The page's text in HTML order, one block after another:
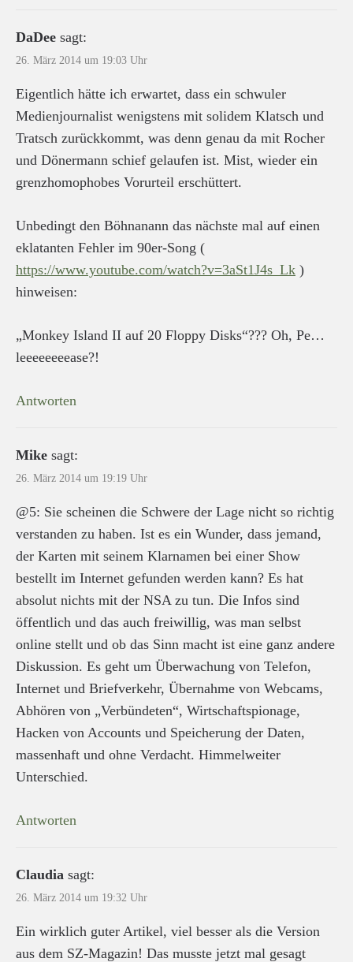
DaDee sagt:
26. März 2014 um 19:03 Uhr
Eigentlich hätte ich erwartet, dass ein schwuler
Medienjournalist wenigstens mit solidem Klatsch und
Tratsch zurückkommt, was denn genau da mit Rocher
und Dönermann schief gelaufen ist. Mist, wieder ein
grenzhomophobes Vorurteil erschüttert.
Unbedingt den Böhnanann das nächste mal auf einen
eklatanten Fehler im 90er-Song (
https://www.youtube.com/watch?v=3aSt1J4s_Lk )
hinweisen:
„Monkey Island II auf 20 Floppy Disks“??? Oh, Pe…
leeeeeeeease?!
Antworten
Mike sagt:
26. März 2014 um 19:19 Uhr
@5: Sie scheinen die Schwere der Lage nicht so richtig
verstanden zu haben. Ist es ein Wunder, dass jemand,
der Karten mit seinem Klarnamen bei einer Show
bestellt im Internet gefunden werden kann? Es hat
absolut nichts mit der NSA zu tun. Die Infos sind
öffentlich und das auch freiwillig, was man selbst
online stellt und ob das Sinn macht ist eine ganz andere
Diskussion. Es geht um Überwachung von Telefon,
Internet und Briefverkehr, Übernahme von Webcams,
Abhören von „Verbündeten“, Wirtschaftspionage,
Hacken von Accounts und Speicherung der Daten,
massenhaft und ohne Verdacht. Himmelweiter
Unterschied.
Antworten
Claudia sagt:
26. März 2014 um 19:32 Uhr
Ein wirklich guter Artikel, viel besser als die Version
aus dem SZ-Magazin! Das musste jetzt mal gesagt